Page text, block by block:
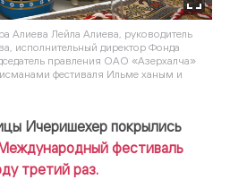
Алиева Лейла Алиева, руководитель
исполнительный директор Фонда
правления ОАО «Азерхалча»
фестиваля Ильме ханым и
Ичеришехер покрылись
фестиваль
третий раз.